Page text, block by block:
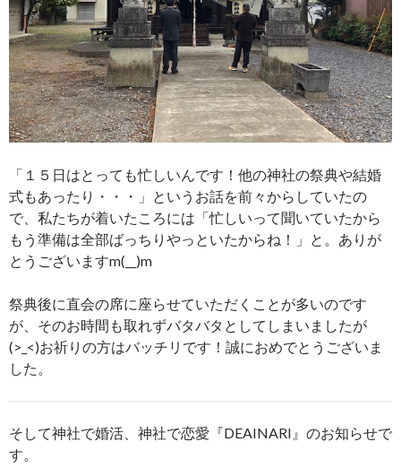
「１５日はとっても忙しいんです！他の神社の祭典や結婚
式もあったり・・・」というお話を前々からしていたの
で、私たちが着いたころには「忙しいって聞いていたから
もう準備は全部ばっちりやっといたからね！」と。ありが
とうございますm(__)m
祭典後に直会の席に座らせていただくことが多いのです
が、そのお時間も取れずバタバタとしてしまいましたが
(>_<)お祈りの方はバッチリです！誠におめでとうございま
した。
そして神社で婚活、神社で恋愛『DEAINARI』のお知らせで
す。